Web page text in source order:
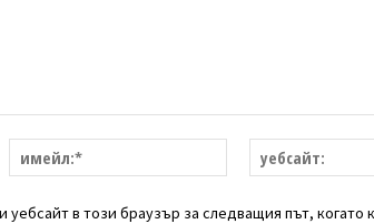
имейл:*
в този браузър за следващия път, когато